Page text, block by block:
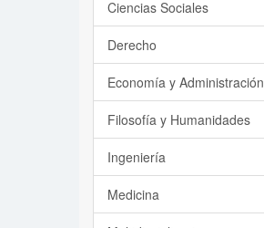
Ciencias Sociales
Derecho
Economía y Administración
Filosofía y Humanidades
Ingeniería
Medicina